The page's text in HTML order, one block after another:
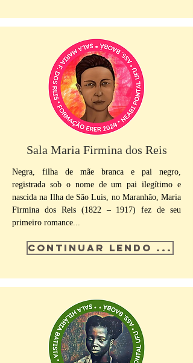
Sala Maria Firmina dos Reis
Negra, filha de mãe branca e pai negro,
registrada sob o nome de um pai ilegítimo e
nascida na Ilha de São Luis, no Maranhão, Maria
Firmina dos Reis (1822 – 1917) fez de seu
primeiro romance...
CONTINUAR LENDO ...